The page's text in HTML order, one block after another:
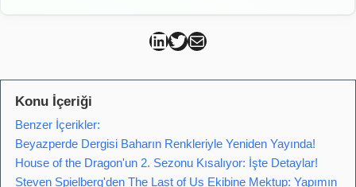
Can Kütahya Linkedin
Can Kütahya Twitter
Can Kütahya Mail
Konu İçeriği
Benzer İçerikler:
Beyazperde Dergisi Baharın Renkleriyle Yeniden Yayında!
House of the Dragon'un 2. Sezonu Kısalıyor: İşte Detaylar!
Steven Spielberg'den The Last of Us Ekibine Mektup: Yapımın